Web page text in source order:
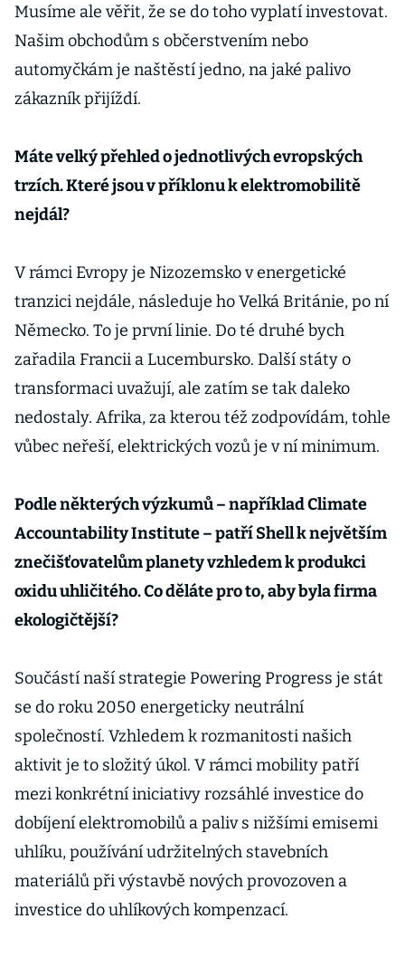
Musíme ale věřit, že se do toho vyplatí investovat.
Našim obchodům s občerstvením nebo
automyčkám je naštěstí jedno, na jaké palivo
zákazník přijíždí.
Máte velký přehled o jednotlivých evropských
trzích. Které jsou v příklonu k elektromobilitě
nejdál?
V rámci Evropy je Nizozemsko v energetické
tranzici nejdále, následuje ho Velká Británie, po ní
Německo. To je první linie. Do té druhé bych
zařadila Francii a Lucembursko. Další státy o
transformaci uvažují, ale zatím se tak daleko
nedostaly. Afrika, za kterou též zodpovídám, tohle
vůbec neřeší, elektrických vozů je v ní minimum.
Podle některých výzkumů – například Climate
Accountability Institute – patří Shell k největším
znečišťovatelům planety vzhledem k produkci
oxidu uhličitého. Co děláte pro to, aby byla firma
ekologičtější?
Součástí naší strategie Powering Progress je stát
se do roku 2050 energeticky neutrální
společností. Vzhledem k rozmanitosti našich
aktivit je to složitý úkol. V rámci mobility patří
mezi konkrétní iniciativy rozsáhlé investice do
dobíjení elektromobilů a paliv s nižšími emisemi
uhlíku, používání udržitelných stavebních
materiálů při výstavbě nových provozoven a
investice do uhlíkových kompenzací.